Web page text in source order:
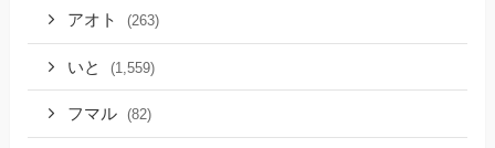
アオト (263)
いと (1,559)
フマル (82)